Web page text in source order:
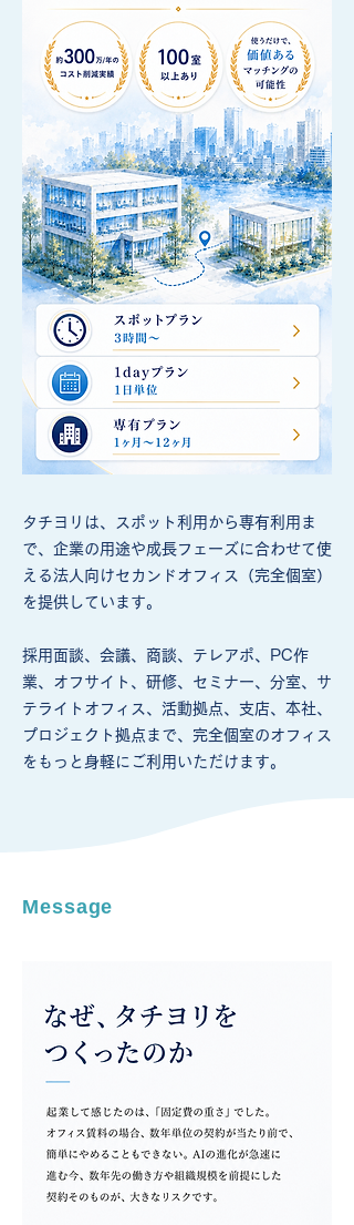
タチヨリは、スポット利用から専有利用ま
で、企業の用途や成長フェーズに合わせて使
える法人向けセカンドオフィス（完全個室）
を提供しています。
採用面談、会議、商談、テレアポ、PC作
業、オフサイト、研修、セミナー、分室、サ
テライトオフィス、活動拠点、支店、本社、
プロジェクト拠点まで、完全個室のオフィス
をもっと身軽にご利用いただけます。
Message